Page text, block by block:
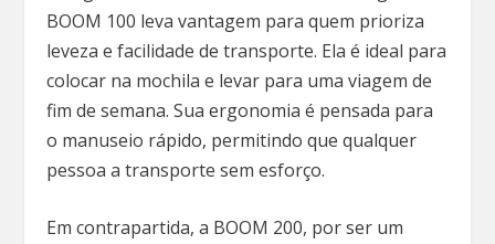
BOOM 100 leva vantagem para quem prioriza
leveza e facilidade de transporte. Ela é ideal para
colocar na mochila e levar para uma viagem de
fim de semana. Sua ergonomia é pensada para
o manuseio rápido, permitindo que qualquer
pessoa a transporte sem esforço.
Em contrapartida, a BOOM 200, por ser um